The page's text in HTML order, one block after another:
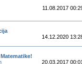
11.08.2017
14.12.2020
20.03.2017 00:01